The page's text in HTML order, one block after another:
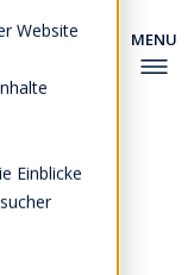
Website
Einblicke